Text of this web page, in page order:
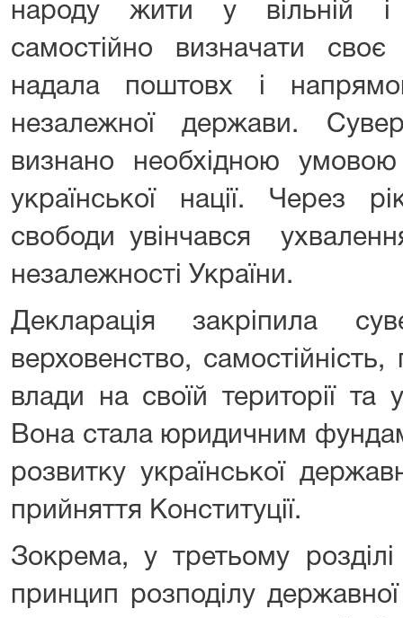
народу жити у вільній і
самостійно визначати
надала поштовх і
незалежної держави.
визнано необхідною
української нації. Через
свободи увінчався
незалежності України.
Декларація закріпила
верховенство, самостійність,
влади на своїй території та
Вона стала юридичним
розвитку української
прийняття Конституції.
Зокрема, у третьому розділі
принцип розподілу